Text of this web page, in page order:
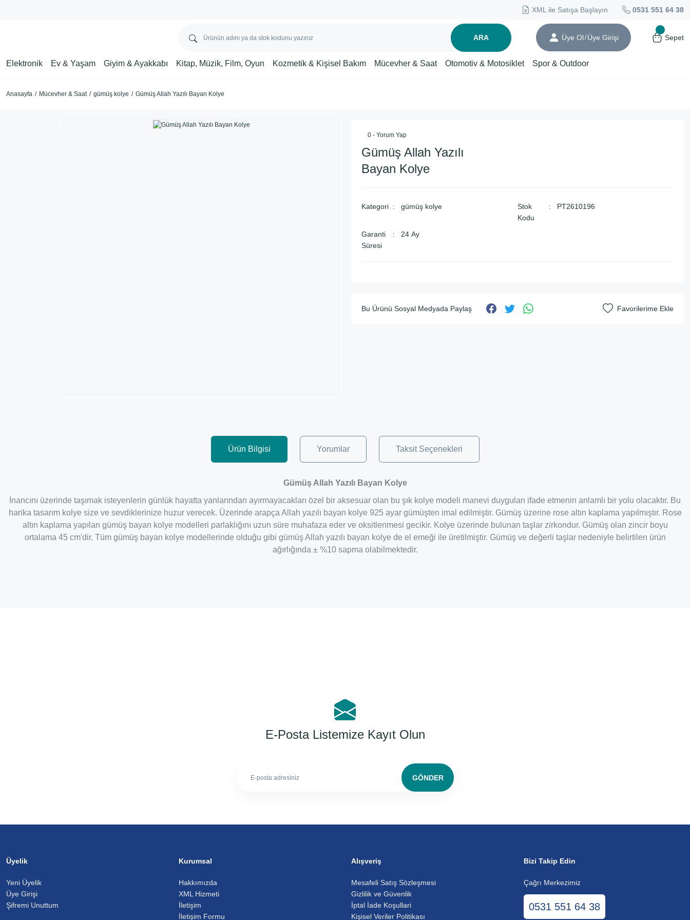
XML ile Satışa Başlayın 0531 551 64 38
ARA Üye Ol/ Üye Girişi Sepet
Elektronik Ev & Yaşam Giyim & Ayakkabı Kitap, Müzik, Film, Oyun Kozmetik & Kişisel Bakım Mücevher & Saat Otomotiv & Motosiklet Spor & Outdoor
Anasayfa Mücevher & Saat gümüş kolye Gümüş Allah Yazılı Bayan Kolye
0 - Yorum Yap
Gümüş Allah Yazılı
Bayan Kolye
Kategori gümüş kolye
Stok
Kodu
PT2610196
Garanti
Süresi
24 Ay
Bu Ürünü Sosyal Medyada Paylaş
Ürün Bilgisi Yorumlar Taksit Seçenekleri
Gümüş Allah Yazılı Bayan Kolye
İnancını üzerinde taşımak isteyenlerin günlük hayatta yanlarından ayırmayacakları özel bir aksesuar olan bu şık kolye modeli manevi duyguları ifade etmenin anlamlı bir yolu olacaktır. Bu
harika tasarım kolye size ve sevdiklerinize huzur verecek. Üzerinde arapça Allah yazılı bayan kolye 925 ayar gümüşten imal edilmiştir. Gümüş üzerine rose altın kaplama yapılmıştır. Rose
altın kaplama yapılan gümüş bayan kolye modelleri parlaklığını uzun süre muhafaza eder ve oksitlenmesi gecikir. Kolye üzerinde bulunan taşlar zirkondur. Gümüş olan zincir boyu
ortalama 45 cm'dir. Tüm gümüş bayan kolye modellerinde olduğu gibi gümüş Allah yazılı bayan kolye de el emeği ile üretilmiştir. Gümüş ve değerli taşlar nedeniyle belirtilen ürün
ağırlığında ± %10 sapma olabilmektedir.
E-Posta Listemize Kayıt Olun
GÖNDER
Üyelik
Yeni Üyelik
Üye Girişi
Şifremi Unuttum
Kurumsal
Hakkımızda
XML Hizmeti
İletişim
İletişim Formu
Alışveriş
Mesafeli Satış Sözleşmesi
Gizlilik ve Güvenlik
İptal İade Koşullari
Kişisel Veriler Politikası
Bizi Takip Edin
Çağrı Merkezimiz
0531 551 64 38